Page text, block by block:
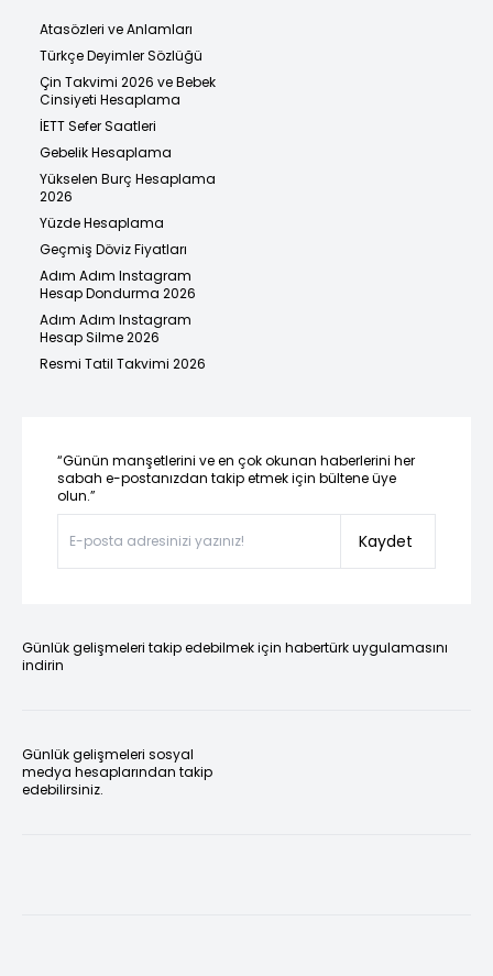
Atasözleri ve Anlamları
Türkçe Deyimler Sözlüğü
Çin Takvimi 2026 ve Bebek
Cinsiyeti Hesaplama
İETT Sefer Saatleri
Gebelik Hesaplama
Yükselen Burç Hesaplama
2026
Yüzde Hesaplama
Geçmiş Döviz Fiyatları
Adım Adım Instagram
Hesap Dondurma 2026
Adım Adım Instagram
Hesap Silme 2026
Resmi Tatil Takvimi 2026
“Günün manşetlerini ve en çok okunan haberlerini her
sabah e-postanızdan takip etmek için bültene üye
olun.”
Kaydet
Günlük gelişmeleri takip edebilmek için habertürk uygulamasını
indirin
Günlük gelişmeleri sosyal
medya hesaplarından takip
edebilirsiniz.